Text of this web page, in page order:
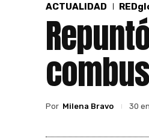
ACTUALIDAD
Por Milena Bravo 30